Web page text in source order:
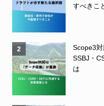
すべきこ
2
Scope3
SSBJ・
は